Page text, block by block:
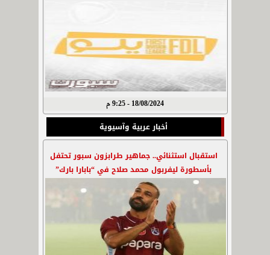
18/08/2024 - 9:25 م
أخبار عربية وآسيوية
استقبال استثنائي.. جماهير طرابزون سبور تحتفل
بأسطورة ليفربول محمد صلاح في “بابارا بارك”